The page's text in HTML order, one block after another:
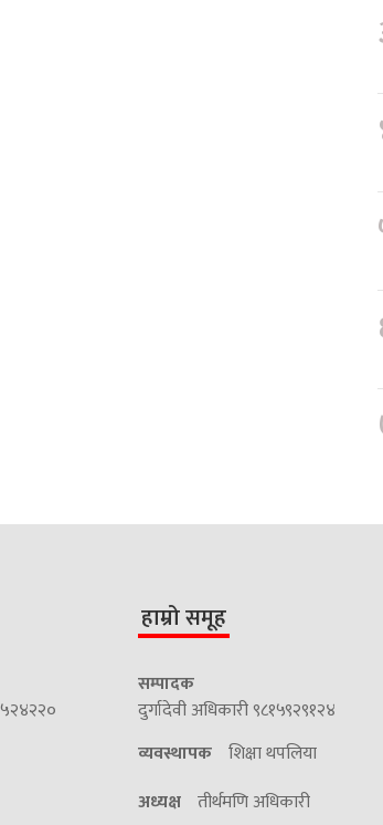
हाम्रो समूह
सम्पादक
दुर्गादेवी अधिकारी ९८१५९२९१२४
व्यवस्थापक शिक्षा थपलिया
अध्यक्ष तीर्थमणि अधिकारी